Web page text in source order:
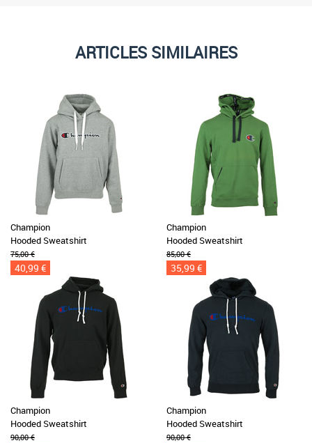
ARTICLES SIMILAIRES
Champion
Hooded Sweatshirt
75,00 €
40,99 €
Champion
Hooded Sweatshirt
85,00 €
35,99 €
Champion
Hooded Sweatshirt
90,00 €
Champion
Hooded Sweatshirt
90,00 €